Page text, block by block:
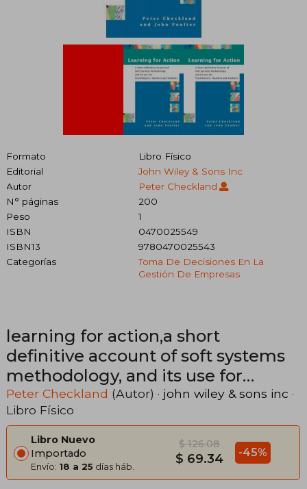
Formato
Libro Físico
Editorial
John Wiley & Sons Inc
Autor
Peter Checkland
N° páginas
200
Peso
1
ISBN
0470025549
ISBN13
9780470025543
Categorías
Toma De Decisiones En La
Gestión De Empresas
learning for action,a short
definitive account of soft systems
methodology, and its use for
practitioners, teachers and
Peter Checkland (Autor) · john wiley & sons inc ·
Libro Físico
Libro Nuevo
Importado
Envío: 18 a 25 días háb.
$ 126.08
$ 69.34 -45%